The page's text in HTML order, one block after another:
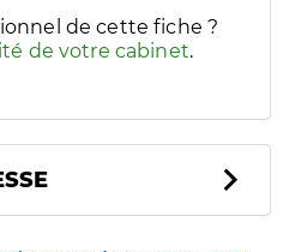
de cette fiche ?
de votre cabinet.